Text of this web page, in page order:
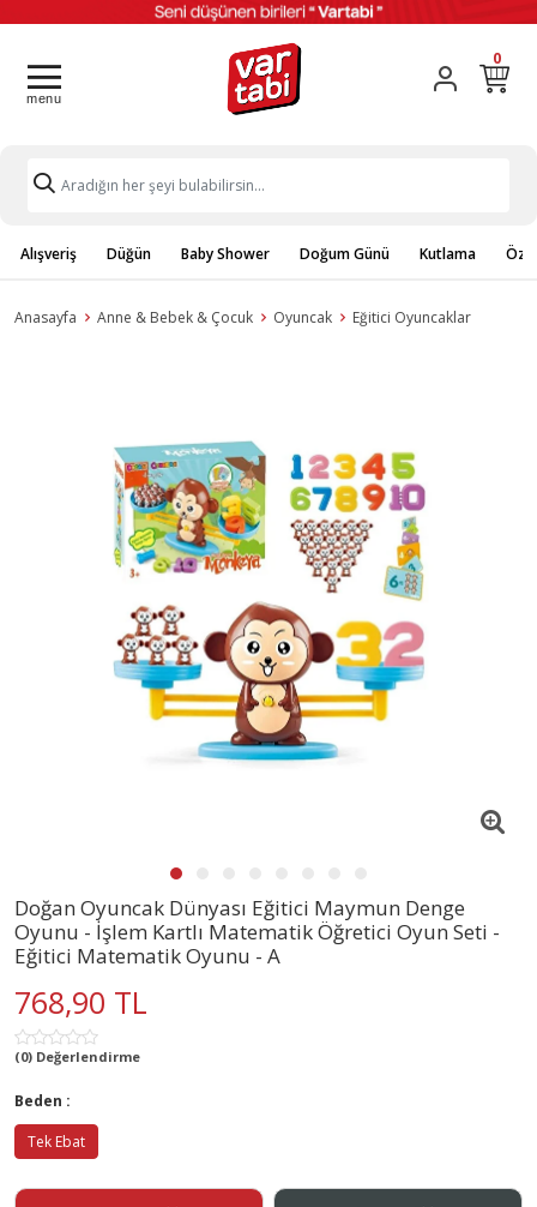
0
Alışveriş Düğün Baby Shower Doğum Günü Kutlama
Anasayfa Anne & Bebek & Çocuk Oyuncak Eğitici Oyuncaklar
Doğan Oyuncak Dünyası Eğitici Maymun Denge
Oyunu - İşlem Kartlı Matematik Öğretici Oyun Seti -
Eğitici Matematik Oyunu - A
768,90 TL
(0) Değerlendirme
Beden :
Tek Ebat